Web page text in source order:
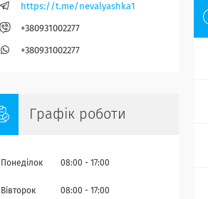
https://t.me/nevalyashka1
+380931002277
+380931002277
Графік роботи
Понеділок 08:00 17:00
Вівторок 08:00 17:00